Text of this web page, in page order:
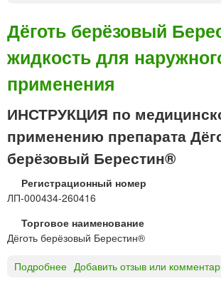
Р
М
О
В
Й
®
к
е
м
Дёготь берёзовый
жидкость для
применения
ИНСТРУКЦИЯ по
применению препарата
берёзовый Берестин®
Регистрационный номер
ЛП-000434-260416
Торговое наименование
Дёготь берёзовый Берестин®
Подробнее Добавить отзыв или